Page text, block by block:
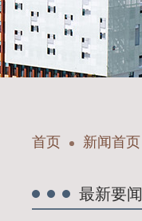
首页 新闻首页
最新要闻